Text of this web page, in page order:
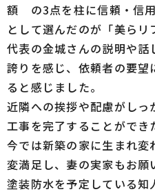
額 の3点を柱に信頼・信
として選んだのが「美らリ
代表の金城さんの説明や話
誇りを感じ、依頼者の要望
ると感じました。
近隣への挨拶や配慮がしっ
工事を完了することができ
今では新築の家に生まれ
変満足し、妻の実家もお願
塗装防水を予定している知